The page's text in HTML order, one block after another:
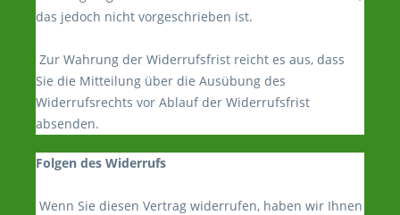
das jedoch nicht vorgeschrieben ist.
Zur Wahrung der Widerrufsfrist reicht es aus, dass
Sie die Mitteilung über die Ausübung des
Widerrufsrechts vor Ablauf der Widerrufsfrist
absenden.
Folgen des Widerrufs
Wenn Sie diesen Vertrag widerrufen, haben wir Ihnen